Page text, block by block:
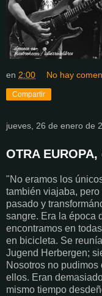
en 2:00 No hay
Compartir
jueves, 26 de enero de
OTRA
"No eramos los
también viajaba,
pasado y
sangre. Era la época
encontramos en
en bicicleta. Se
Jugend Herbergen;
Nosotros no
ellos. Eran
mismo tiempo